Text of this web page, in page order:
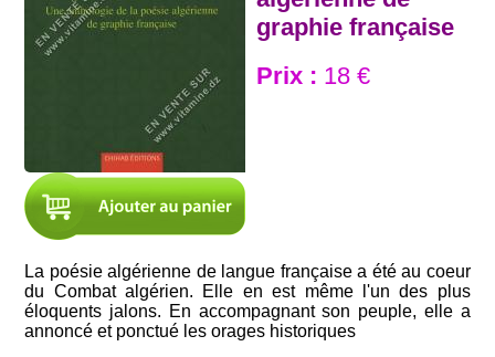
graphie française
Prix : 18 €
La poésie algérienne de langue française a été au coeur
du Combat algérien. Elle en est même l'un des plus
éloquents jalons. En accompagnant son peuple, elle a
annoncé et ponctué les orages historiques